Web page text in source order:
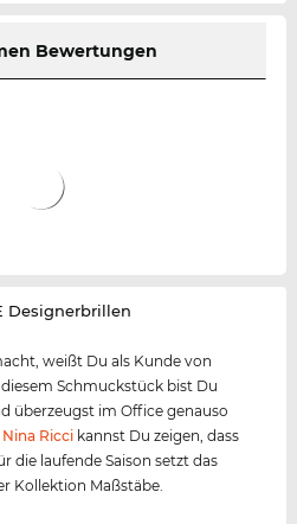
Bewertungen
Designerbrillen
weißt Du als Kunde von
Schmuckstück bist Du
überzeugst im Office genauso
Nina Ricci kannst Du zeigen, dass
die laufende Saison setzt das
Kollektion Maßstäbe.